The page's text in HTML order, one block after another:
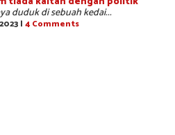
duduk di sebuah kedai...
| 4 Comments